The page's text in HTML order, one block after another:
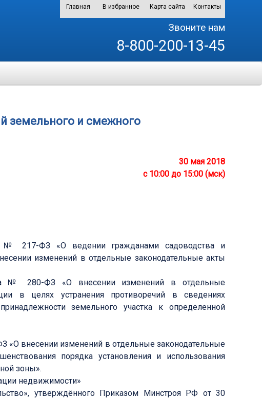
Главная В избранное Карта сайта Контакты
Звоните нам
8-800-200-13-45
земельного и смежного
30 мая 2018
с 10:00 до 15:00 (мск)
217-ФЗ «О ведении гражданами садоводства и
изменений в отдельные законодательные акты
№ 280-ФЗ «О внесении изменений в отдельные
в целях устранения противоречий в сведениях
земельного участка к определенной
«О внесении изменений в отдельные законодательные
порядка установления и использования
зоны».
недвижимости»
утверждённого Приказом Минстроя РФ от 30